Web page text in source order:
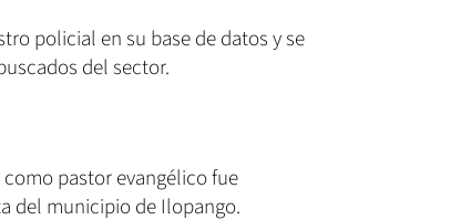
policial en su base de datos y se
del sector.
pastor evangélico fue
del municipio de Ilopango.